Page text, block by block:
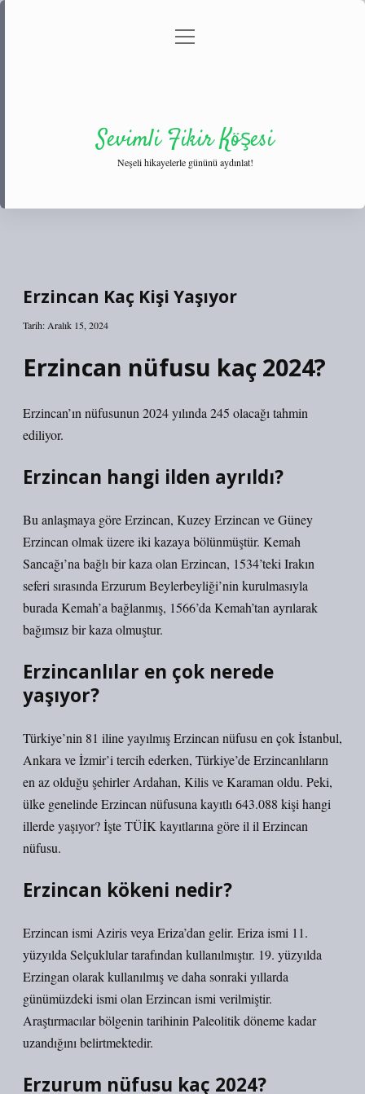
Gizlilik Politikası
menüyü
Sevimli Fikir Köşesi
Neşeli hikayelerle gününü aydınlat!
Erzincan Kaç Kişi Yaşıyor
Tarih: Aralık 15, 2024
Erzincan nüfusu kaç 2024?
Erzincan’ın nüfusunun 2024 yılında 245 olacağı tahmin
ediliyor.
Erzincan hangi ilden ayrıldı?
Bu anlaşmaya göre Erzincan, Kuzey Erzincan ve Güney
Erzincan olmak üzere iki kazaya bölünmüştür. Kemah
Sancağı’na bağlı bir kaza olan Erzincan, 1534’teki Irakın
seferi sırasında Erzurum Beylerbeyliği’nin kurulmasıyla
burada Kemah’a bağlanmış, 1566’da Kemah’tan ayrılarak
bağımsız bir kaza olmuştur.
Erzincanlılar en çok nerede
yaşıyor?
Türkiye’nin 81 iline yayılmış Erzincan nüfusu en çok İstanbul,
Ankara ve İzmir’i tercih ederken, Türkiye’de Erzincanlıların
en az olduğu şehirler Ardahan, Kilis ve Karaman oldu. Peki,
ülke genelinde Erzincan nüfusuna kayıtlı 643.088 kişi hangi
illerde yaşıyor? İşte TÜİK kayıtlarına göre il il Erzincan
nüfusu.
Erzincan kökeni nedir?
Erzincan ismi Aziris veya Eriza’dan gelir. Eriza ismi 11.
yüzyılda Selçuklular tarafından kullanılmıştır. 19. yüzyılda
Erzingan olarak kullanılmış ve daha sonraki yıllarda
günümüzdeki ismi olan Erzincan ismi verilmiştir.
Araştırmacılar bölgenin tarihinin Paleolitik döneme kadar
uzandığını belirtmektedir.
Erzurum nüfusu kaç 2024?